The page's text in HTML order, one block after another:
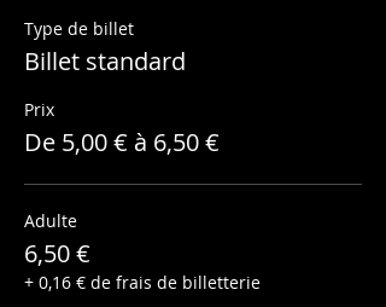
Type de billet
Billet standard
Prix
De 5,00 € à 6,50 €
Adulte
6,50 €
+ 0,16 € de frais de billetterie